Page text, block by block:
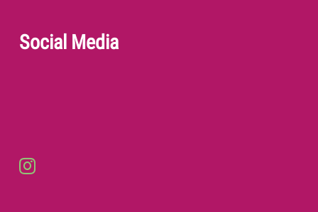
Social Media